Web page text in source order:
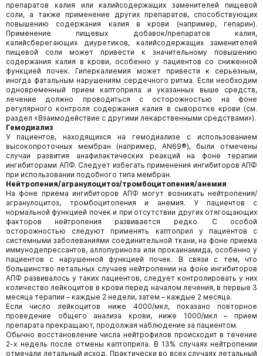
препаратов калия или калийсодержащих заменителей пищевой
соли, а также применение других препаратов, способствующих
повышению содержания калия в крови (например, гепарин).
Применение пищевых добавок/препаратов калия,
калийсберегающих диуретиков, калийсодержащих заменителей
пищевой соли может привести к значительному повышению
содержания калия в крови, особенно у пациентов со сниженной
функцией почек. Гиперкалие­мия может привести к серьезным,
иногда фатальным нарушениям сердечного ритма. Если необходим
одновременный прием каптоприла и указанных выше средств,
лечение должно проводиться с осторожностью на фоне
регулярного контроля содержания калия в сыворотке крови (см.
раздел «Взаимодействие с другими лекарственными средствами»).
Гемодиализ
У пациентов, находящихся на гемодиализе с использованием
высокопроточных мембран (например, AN69®), были отмечены
случаи развития анафилактических реакций на фоне терапии
ингибиторами АПФ. Следует избегать применения ингибиторов АПФ
при использовании подобного типа мембран.
Нейтропения/агранулоцитоз/тромбоцитопения/анемия
На фоне приёма ингибиторов АПФ могут возникать нейтропения/
агранулоцитоз, тромбоцитопения и анемия. У пациентов с
нормальной функцией почек и при отсутствии других отягощающих
факторов нейтропения развивается редко. С особой
осторожностью следуют применять каптоприл у пациентов с
системными заболеваниями соединительной ткани, на фоне приема
иммунодепрессантов, аллопуринола или прокаинамида, особенно у
пациентов с нарушенной функцией почек. В связи с тем, что
большинство летальных случаев нейтропении на фоне ингибиторов
АПФ развивалось у таких пациентов, следует контролировать у них
количество лейкоцитов в крови перед началом лечения, в первые 3
месяца терапии – каждые 2 недели, затем – каждые 2 месяца.
Если число лейкоцитов ниже 4000/мкл, показано повторное
проведение общего анализа крови, ниже 1000/мкл – прием
препарата прекращают, продолжая наблюдение за пациентом.
Обычно восстановление числа нейтрофилов происходит в течение
2-х недель после отмены каптоприла. В 13% случаях нейтропении
отмечали летальный исход. Практически во всех случаях летальный